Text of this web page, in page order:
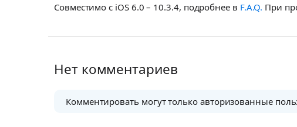
Совместимо с iOS 6.0 – 10.3.4, подробнее в F.A.Q. При
Нет комментариев
Комментировать могут только авторизованные